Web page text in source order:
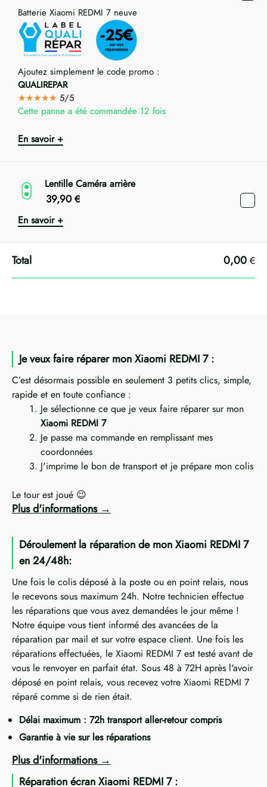
Batterie Xiaomi REDMI 7 neuve
Ajoutez simplement le code promo :
QUALIREPAR
★★★★★ 5/5
Cette panne a été commandée 12 fois
En savoir +
Lentille Caméra arrière
39,90 €
En savoir +
0,00 €
Je veux faire réparer mon Xiaomi REDMI 7 :
C’est désormais possible en seulement 3 petits clics, simple,
rapide et en toute confiance :
Je sélectionne ce que je veux faire réparer sur mon
Xiaomi REDMI 7
Je passe ma commande en remplissant mes
coordonnées
J'imprime le bon de transport et je prépare mon colis
Le tour est joué 😉
Plus d'informations
Déroulement la réparation de mon Xiaomi REDMI 7
en 24/48h:
Une fois le colis déposé à la poste ou en point relais, nous
le recevons sous maximum 24h. Notre technicien effectue
les réparations que vous avez demandées le jour même !
Notre équipe vous tient informé des avancées de la
réparation par mail et sur votre espace client. Une fois les
réparations effectuées, le Xiaomi REDMI 7 est testé avant de
vous le renvoyer en parfait état. Sous 48 à 72H après l'avoir
déposé en point relais, vous recevez votre Xiaomi REDMI 7
réparé comme si de rien était.
Délai maximum : 72h transport aller-retour compris
Garantie à vie sur les réparations
Plus d'informations
Réparation écran Xiaomi REDMI 7 :